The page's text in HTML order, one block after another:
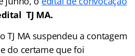
TJ MA.
TJ MA suspendeu a contagem
do certame que foi